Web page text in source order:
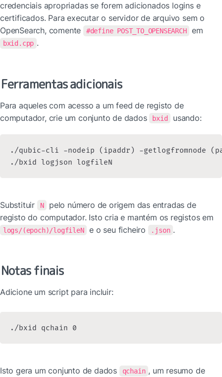
credenciais apropriadas se forem adicionados logins e
certificados. Para executar o servidor de arquivo sem o
OpenSearch, comente
#define POST_TO_OPENSEARCH
bxid.cpp .
Ferramentas adicionais
Para aqueles com acesso a um feed de registo de
computador, crie um conjunto de dados
bxid usando:
./qubic-cli -nodeip (ipaddr) -getlogfromnode
./bxid logjson logfileN
Substituir N
pelo número de origem das entradas de
logs/(epoch)/logfileN e o seu ficheiro .json .
Notas finais
Adicione um script para incluir:
./bxid qchain 0
Isto gera um conjunto de dados qchain , um resumo de